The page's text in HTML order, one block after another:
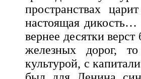
пространствах
настоящая дикость…
вернее десятки
железных дорог,
культурой, с